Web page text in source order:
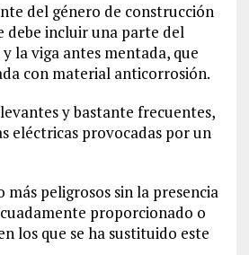
del género de construcción
debe incluir una parte del
la viga antes mentada, que
con material anticorrosión.
y bastante frecuentes,
eléctricas provocadas por un
más peligrosos sin la presencia
proporcionado o
los que se ha sustituido este